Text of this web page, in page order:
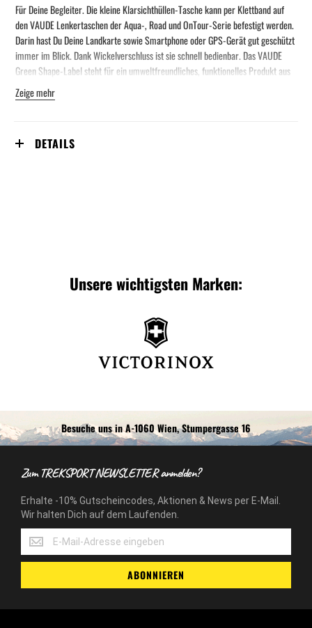
Für Deine Begleiter. Die kleine Klarsichthüllen-Tasche kann per Klettband auf
den VAUDE Lenkertaschen der Aqua-, Road und OnTour-Serie befestigt werden.
Darin hast Du Deine Landkarte sowie Smartphone oder GPS-Gerät gut geschützt
immer im Blick. Dank Wickelverschluss ist sie schnell bedienbar. Das VAUDE
Green Shape-Label steht für ein umweltfreundliches, funktionelles Produkt aus
nachhaltigen Materialien.
Zeige mehr
DETAILS
Unsere wichtigsten Marken:
Besuche uns in A-1060 Wien, Stumpergasse 16
Zum TREKSPORT NEWSLETTER anmelden?
Erhalte -10% Gutscheincodes, Aktionen & News per E-Mail.
Wir halten Dich auf dem Laufenden.
Erhalte
-10%
Gutscheincodes,
&
ABONNIEREN